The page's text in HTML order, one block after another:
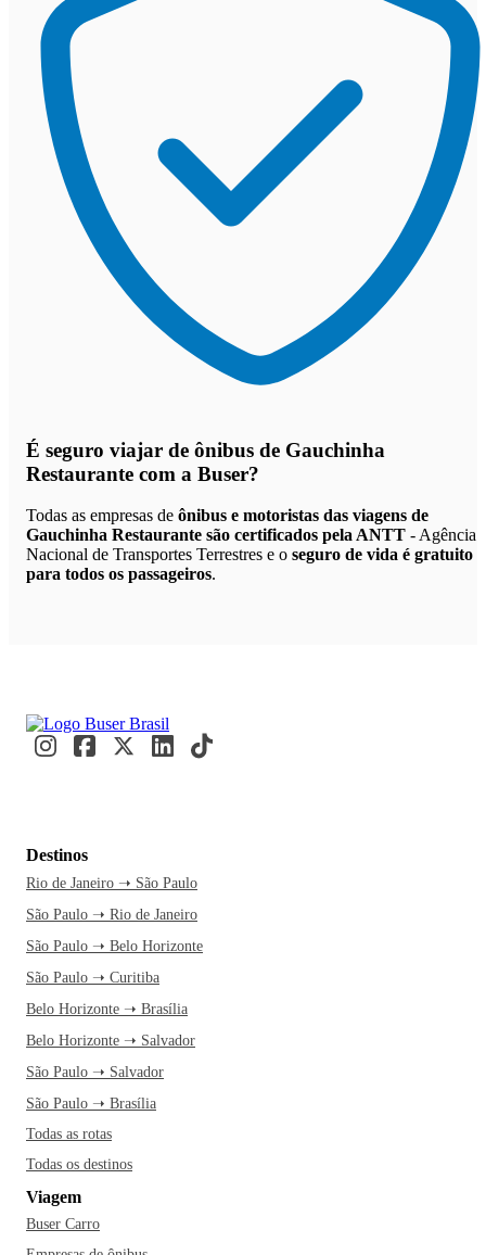
É seguro viajar de ônibus de Gauchinha
Restaurante com a Buser?
Todas as empresas de ônibus e motoristas das viagens de
Gauchinha Restaurante são certificados pela ANTT - Agência
Nacional de Transportes Terrestres e o seguro de vida é gratuito
para todos os passageiros.
Destinos
Rio de Janeiro ➝ São Paulo
São Paulo ➝ Rio de Janeiro
São Paulo ➝ Belo Horizonte
São Paulo ➝ Curitiba
Belo Horizonte ➝ Brasília
Belo Horizonte ➝ Salvador
São Paulo ➝ Salvador
São Paulo ➝ Brasília
Todas as rotas
Todas os destinos
Viagem
Buser Carro